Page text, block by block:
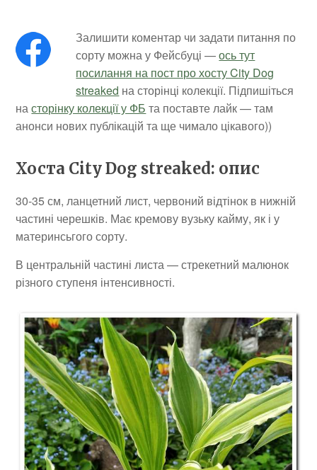
Залишити коментар чи задати питання по
сорту можна у Фейсбуці —ось тут
посилання на пост про хосту City Dog
streaked на сторінці колекції. Підпишіться
насторінку колекції у ФБ та поставте лайк — там
анонси нових публікацій та ще чимало цікавого))
Хоста City Dog streaked: опис
30-35 см, ланцетний лист, червоний відтінок в нижній
частині черешків. Має кремову вузьку кайму, як і у
материнсьгого сорту.
В центральній частині листа — стрекетний малюнок
різного ступеня інтенсивності.